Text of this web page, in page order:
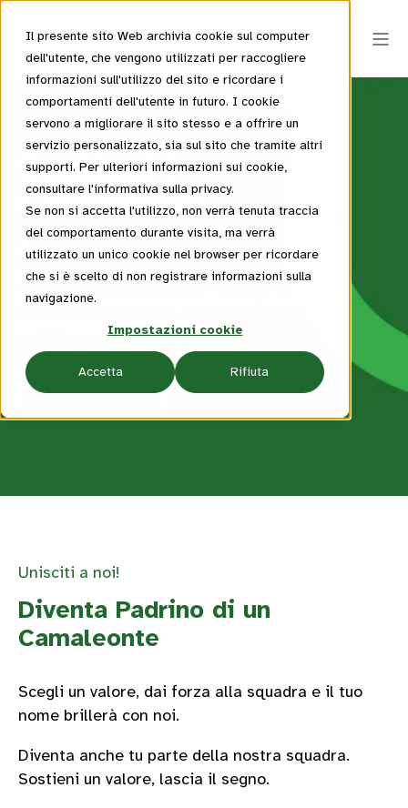
Il presente sito Web archivia cookie sul computer
dell'utente, che vengono utilizzati per raccogliere
informazioni sull'utilizzo del sito e ricordare i
comportamenti dell'utente in futuro. I cookie
servono a migliorare il sito stesso e a offrire un
servizio personalizzato, sia sul sito che tramite altri
supporti. Per ulteriori informazioni sui cookie,
consultare l'informativa sulla privacy.
Se non si accetta l'utilizzo, non verrà tenuta traccia
del comportamento durante visita, ma verrà
utilizzato un unico cookie nel browser per ricordare
che si è scelto di non registrare informazioni sulla
navigazione.
Impostazioni cookie
Accetta Rifiuta
Sostieni i
Camaleonti
Considera l'opportunità di fare una
donazione per sostenere il nostro lavoro a
favore di uno sport equo. Grazie sin da ora
per il tuo prezioso aiuto!
DONA ORA
Unisciti a noi!
Diventa Padrino di un
Camaleonte
Scegli un valore, dai forza alla squadra e il tuo
nome brillerà con noi.
Diventa anche tu parte della nostra squadra.
Sostieni un valore, lascia il segno.